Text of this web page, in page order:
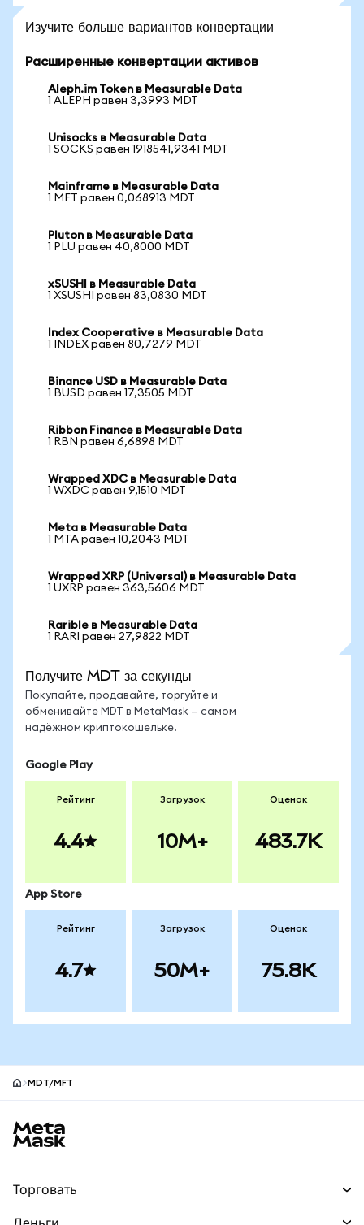
Изучите больше вариантов конвертации
Расширенные конвертации активов
Aleph.im Token в Measurable Data
1 ALEPH равен 3,3993 MDT
Unisocks в Measurable Data
1 SOCKS равен 1918541,9341 MDT
Mainframe в Measurable Data
1 MFT равен 0,068913 MDT
Pluton в Measurable Data
1 PLU равен 40,8000 MDT
xSUSHI в Measurable Data
1 XSUSHI равен 83,0830 MDT
Index Cooperative в Measurable Data
1 INDEX равен 80,7279 MDT
Binance USD в Measurable Data
1 BUSD равен 17,3505 MDT
Ribbon Finance в Measurable Data
1 RBN равен 6,6898 MDT
Wrapped XDC в Measurable Data
1 WXDC равен 9,1510 MDT
Meta в Measurable Data
1 MTA равен 10,2043 MDT
Wrapped XRP (Universal) в Measurable Data
1 UXRP равен 363,5606 MDT
Rarible в Measurable Data
1 RARI равен 27,9822 MDT
Получите MDT за секунды
Покупайте, продавайте, торгуйте и
обменивайте MDT в MetaMask — самом
надёжном криптокошельке.
Google Play
Рейтинг
4.4
Загрузок
10M+
Оценок
483.7K
App Store
Рейтинг
4.7
Загрузок
50M+
Оценок
75.8K
MDT/MFT
Торговать